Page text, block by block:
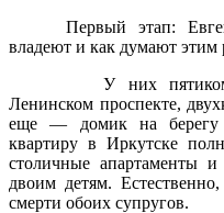
Первый этап:
владеют и как думают этим
У них
Ленинском проспекте,
еще — домик на берегу
квартиру в Иркутске
столичные
двоим детям.
смерти обоих супругов.